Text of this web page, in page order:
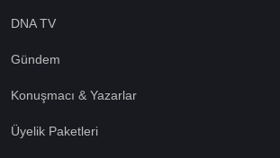
DNA TV
Gündem
Konuşmacı & Yazarlar
Üyelik Paketleri